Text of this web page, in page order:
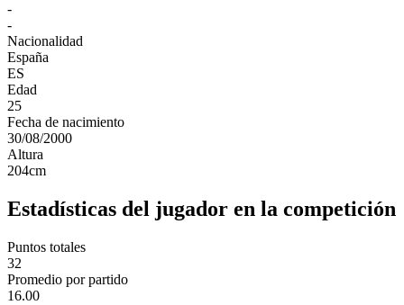
-
-
Nacionalidad
España
ES
Edad
25
Fecha de nacimiento
30/08/2000
Altura
204cm
Estadísticas del jugador en la competición
Puntos totales
32
Promedio por partido
16.00